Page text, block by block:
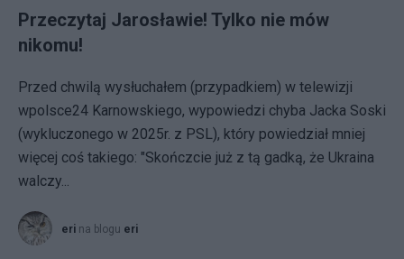
Przeczytaj Jarosławie! Tylko nie mów
nikomu!
Przed chwilą wysłuchałem (przypadkiem) w telewizji
wpolsce24 Karnowskiego, wypowiedzi chyba Jacka Soski
(wykluczonego w 2025r. z PSL), który powiedział mniej
więcej coś takiego: "Skończcie już z tą gadką, że Ukraina
walczy...
eri na blogu eri